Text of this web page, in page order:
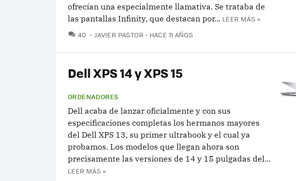
ofrecían una especialmente llamativa. Se trataba de
las pantallas Infinity, que destacan por... LEER MÁS »
40 COMENTARIOS
JAVIER PASTOR HACE 11 AÑOS
Dell XPS 14 y XPS 15
ORDENADORES
Dell acaba de lanzar oficialmente y con sus
especificaciones completas los hermanos mayores
del Dell XPS 13, su primer ultrabook y el cual ya
probamos. Los modelos que llegan ahora son
precisamente las versiones de 14 y 15 pulgadas del...
LEER MÁS »